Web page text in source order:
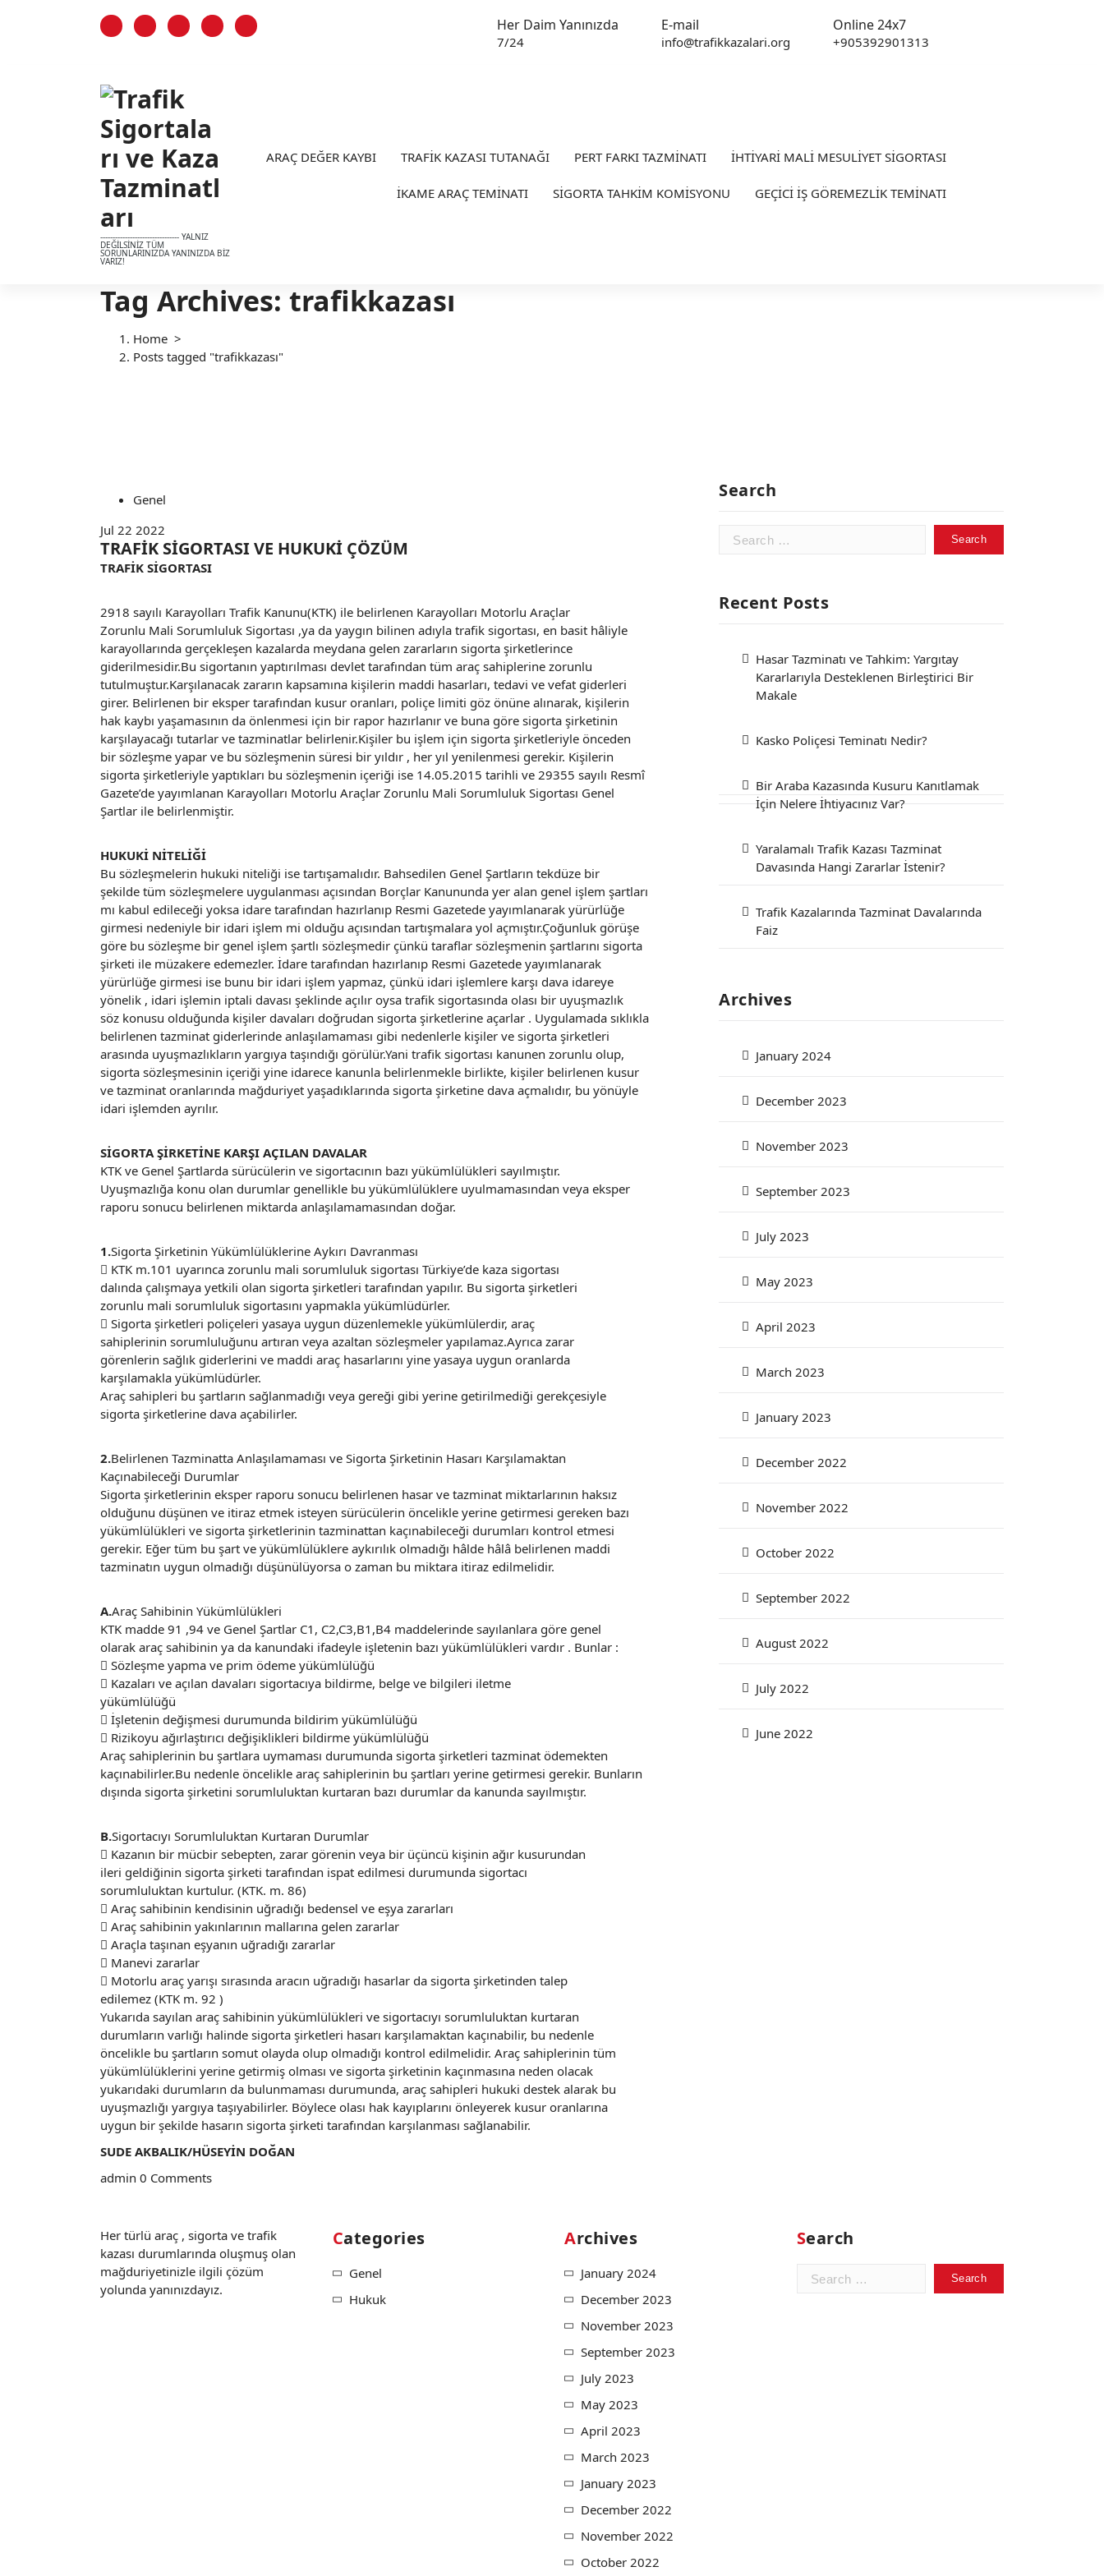
Her Daim Yanınızda
7/24
E-mail
info@trafikkazalari.org
Online 24x7
+905392901313
-------------------------------- YALNIZ
DEĞİLSİNİZ TÜM
SORUNLARINIZDA YANINIZDA BİZ
VARIZ!
ARAÇ DEĞER KAYBI TRAFİK KAZASI TUTANAĞI PERT FARKI TAZMİNATI İHTİYARİ MALİ MESULİYET SİGORTASI
İKAME ARAÇ TEMİNATI SİGORTA TAHKİM KOMİSYONU GEÇİCİ İŞ GÖREMEZLİK TEMİNATI
Tag Archives: trafikkazası
Home >
Posts tagged "trafikkazası"
Genel
Jul 22 2022
TRAFİK SİGORTASI VE HUKUKİ ÇÖZÜM
TRAFİK SİGORTASI
2918 sayılı Karayolları Trafik Kanunu(KTK) ile belirlenen Karayolları Motorlu Araçlar
Zorunlu Mali Sorumluluk Sigortası ,ya da yaygın bilinen adıyla trafik sigortası, en basit hâliyle
karayollarında gerçekleşen kazalarda meydana gelen zararların sigorta şirketlerince
giderilmesidir.Bu sigortanın yaptırılması devlet tarafından tüm araç sahiplerine zorunlu
tutulmuştur.Karşılanacak zararın kapsamına kişilerin maddi hasarları, tedavi ve vefat giderleri
girer. Belirlenen bir eksper tarafından kusur oranları, poliçe limiti göz önüne alınarak, kişilerin
hak kaybı yaşamasının da önlenmesi için bir rapor hazırlanır ve buna göre sigorta şirketinin
karşılayacağı tutarlar ve tazminatlar belirlenir.Kişiler bu işlem için sigorta şirketleriyle önceden
bir sözleşme yapar ve bu sözleşmenin süresi bir yıldır , her yıl yenilenmesi gerekir. Kişilerin
sigorta şirketleriyle yaptıkları bu sözleşmenin içeriği ise 14.05.2015 tarihli ve 29355 sayılı Resmî
Gazete’de yayımlanan Karayolları Motorlu Araçlar Zorunlu Mali Sorumluluk Sigortası Genel
Şartlar ile belirlenmiştir.
HUKUKİ NİTELİĞİ
Bu sözleşmelerin hukuki niteliği ise tartışamalıdır. Bahsedilen Genel Şartların tekdüze bir
şekilde tüm sözleşmelere uygulanması açısından Borçlar Kanununda yer alan genel işlem şartları
mı kabul edileceği yoksa idare tarafından hazırlanıp Resmi Gazetede yayımlanarak yürürlüğe
girmesi nedeniyle bir idari işlem mi olduğu açısından tartışmalara yol açmıştır.Çoğunluk görüşe
göre bu sözleşme bir genel işlem şartlı sözleşmedir çünkü taraflar sözleşmenin şartlarını sigorta
şirketi ile müzakere edemezler. İdare tarafından hazırlanıp Resmi Gazetede yayımlanarak
yürürlüğe girmesi ise bunu bir idari işlem yapmaz, çünkü idari işlemlere karşı dava idareye
yönelik , idari işlemin iptali davası şeklinde açılır oysa trafik sigortasında olası bir uyuşmazlık
söz konusu olduğunda kişiler davaları doğrudan sigorta şirketlerine açarlar . Uygulamada sıklıkla
belirlenen tazminat giderlerinde anlaşılamaması gibi nedenlerle kişiler ve sigorta şirketleri
arasında uyuşmazlıkların yargıya taşındığı görülür.Yani trafik sigortası kanunen zorunlu olup,
sigorta sözleşmesinin içeriği yine idarece kanunla belirlenmekle birlikte, kişiler belirlenen kusur
ve tazminat oranlarında mağduriyet yaşadıklarında sigorta şirketine dava açmalıdır, bu yönüyle
idari işlemden ayrılır.
SİGORTA ŞİRKETİNE KARŞI AÇILAN DAVALAR
KTK ve Genel Şartlarda sürücülerin ve sigortacının bazı yükümlülükleri sayılmıştır.
Uyuşmazlığa konu olan durumlar genellikle bu yükümlülüklere uyulmamasından veya eksper
raporu sonucu belirlenen miktarda anlaşılamamasından doğar.
1.Sigorta Şirketinin Yükümlülüklerine Aykırı Davranması
 KTK m.101 uyarınca zorunlu mali sorumluluk sigortası Türkiye’de kaza sigortası
dalında çalışmaya yetkili olan sigorta şirketleri tarafından yapılır. Bu sigorta şirketleri
zorunlu mali sorumluluk sigortasını yapmakla yükümlüdürler.
 Sigorta şirketleri poliçeleri yasaya uygun düzenlemekle yükümlülerdir, araç
sahiplerinin sorumluluğunu artıran veya azaltan sözleşmeler yapılamaz.Ayrıca zarar
görenlerin sağlık giderlerini ve maddi araç hasarlarını yine yasaya uygun oranlarda
karşılamakla yükümlüdürler.
Araç sahipleri bu şartların sağlanmadığı veya gereği gibi yerine getirilmediği gerekçesiyle
sigorta şirketlerine dava açabilirler.
2.Belirlenen Tazminatta Anlaşılamaması ve Sigorta Şirketinin Hasarı Karşılamaktan
Kaçınabileceği Durumlar
Sigorta şirketlerinin eksper raporu sonucu belirlenen hasar ve tazminat miktarlarının haksız
olduğunu düşünen ve itiraz etmek isteyen sürücülerin öncelikle yerine getirmesi gereken bazı
yükümlülükleri ve sigorta şirketlerinin tazminattan kaçınabileceği durumları kontrol etmesi
gerekir. Eğer tüm bu şart ve yükümlülüklere aykırılık olmadığı hâlde hâlâ belirlenen maddi
tazminatın uygun olmadığı düşünülüyorsa o zaman bu miktara itiraz edilmelidir.
A.Araç Sahibinin Yükümlülükleri
KTK madde 91 ,94 ve Genel Şartlar C1, C2,C3,B1,B4 maddelerinde sayılanlara göre genel
olarak araç sahibinin ya da kanundaki ifadeyle işletenin bazı yükümlülükleri vardır . Bunlar :
 Sözleşme yapma ve prim ödeme yükümlülüğü
 Kazaları ve açılan davaları sigortacıya bildirme, belge ve bilgileri iletme
yükümlülüğü
 İşletenin değişmesi durumunda bildirim yükümlülüğü
 Rizikoyu ağırlaştırıcı değişiklikleri bildirme yükümlülüğü
Araç sahiplerinin bu şartlara uymaması durumunda sigorta şirketleri tazminat ödemekten
kaçınabilirler.Bu nedenle öncelikle araç sahiplerinin bu şartları yerine getirmesi gerekir. Bunların
dışında sigorta şirketini sorumluluktan kurtaran bazı durumlar da kanunda sayılmıştır.
B.Sigortacıyı Sorumluluktan Kurtaran Durumlar
 Kazanın bir mücbir sebepten, zarar görenin veya bir üçüncü kişinin ağır kusurundan
ileri geldiğinin sigorta şirketi tarafından ispat edilmesi durumunda sigortacı
sorumluluktan kurtulur. (KTK. m. 86)
 Araç sahibinin kendisinin uğradığı bedensel ve eşya zararları
 Araç sahibinin yakınlarının mallarına gelen zararlar
 Araçla taşınan eşyanın uğradığı zararlar
 Manevi zararlar
 Motorlu araç yarışı sırasında aracın uğradığı hasarlar da sigorta şirketinden talep
edilemez (KTK m. 92 )
Yukarıda sayılan araç sahibinin yükümlülükleri ve sigortacıyı sorumluluktan kurtaran
durumların varlığı halinde sigorta şirketleri hasarı karşılamaktan kaçınabilir, bu nedenle
öncelikle bu şartların somut olayda olup olmadığı kontrol edilmelidir. Araç sahiplerinin tüm
yükümlülüklerini yerine getirmiş olması ve sigorta şirketinin kaçınmasına neden olacak
yukarıdaki durumların da bulunmaması durumunda, araç sahipleri hukuki destek alarak bu
uyuşmazlığı yargıya taşıyabilirler. Böylece olası hak kayıplarını önleyerek kusur oranlarına
uygun bir şekilde hasarın sigorta şirketi tarafından karşılanması sağlanabilir.
SUDE AKBALIK/HÜSEYİN DOĞAN
admin 0 Comments
Search
Search
Recent Posts
Hasar Tazminatı ve Tahkim: Yargıtay
Kararlarıyla Desteklenen Birleştirici Bir
Makale
Kasko Poliçesi Teminatı Nedir?
Bir Araba Kazasında Kusuru Kanıtlamak
İçin Nelere İhtiyacınız Var?
Yaralamalı Trafik Kazası Tazminat
Davasında Hangi Zararlar İstenir?
Trafik Kazalarında Tazminat Davalarında
Faiz
Archives
January 2024
December 2023
November 2023
September 2023
July 2023
May 2023
April 2023
March 2023
January 2023
December 2022
November 2022
October 2022
September 2022
August 2022
July 2022
June 2022
Her türlü araç , sigorta ve trafik
kazası durumlarında oluşmuş olan
mağduriyetinizle ilgili çözüm
yolunda yanınızdayız.
Categories
Genel
Hukuk
Archives
January 2024
December 2023
November 2023
September 2023
July 2023
May 2023
April 2023
March 2023
January 2023
December 2022
November 2022
October 2022
Search
Search